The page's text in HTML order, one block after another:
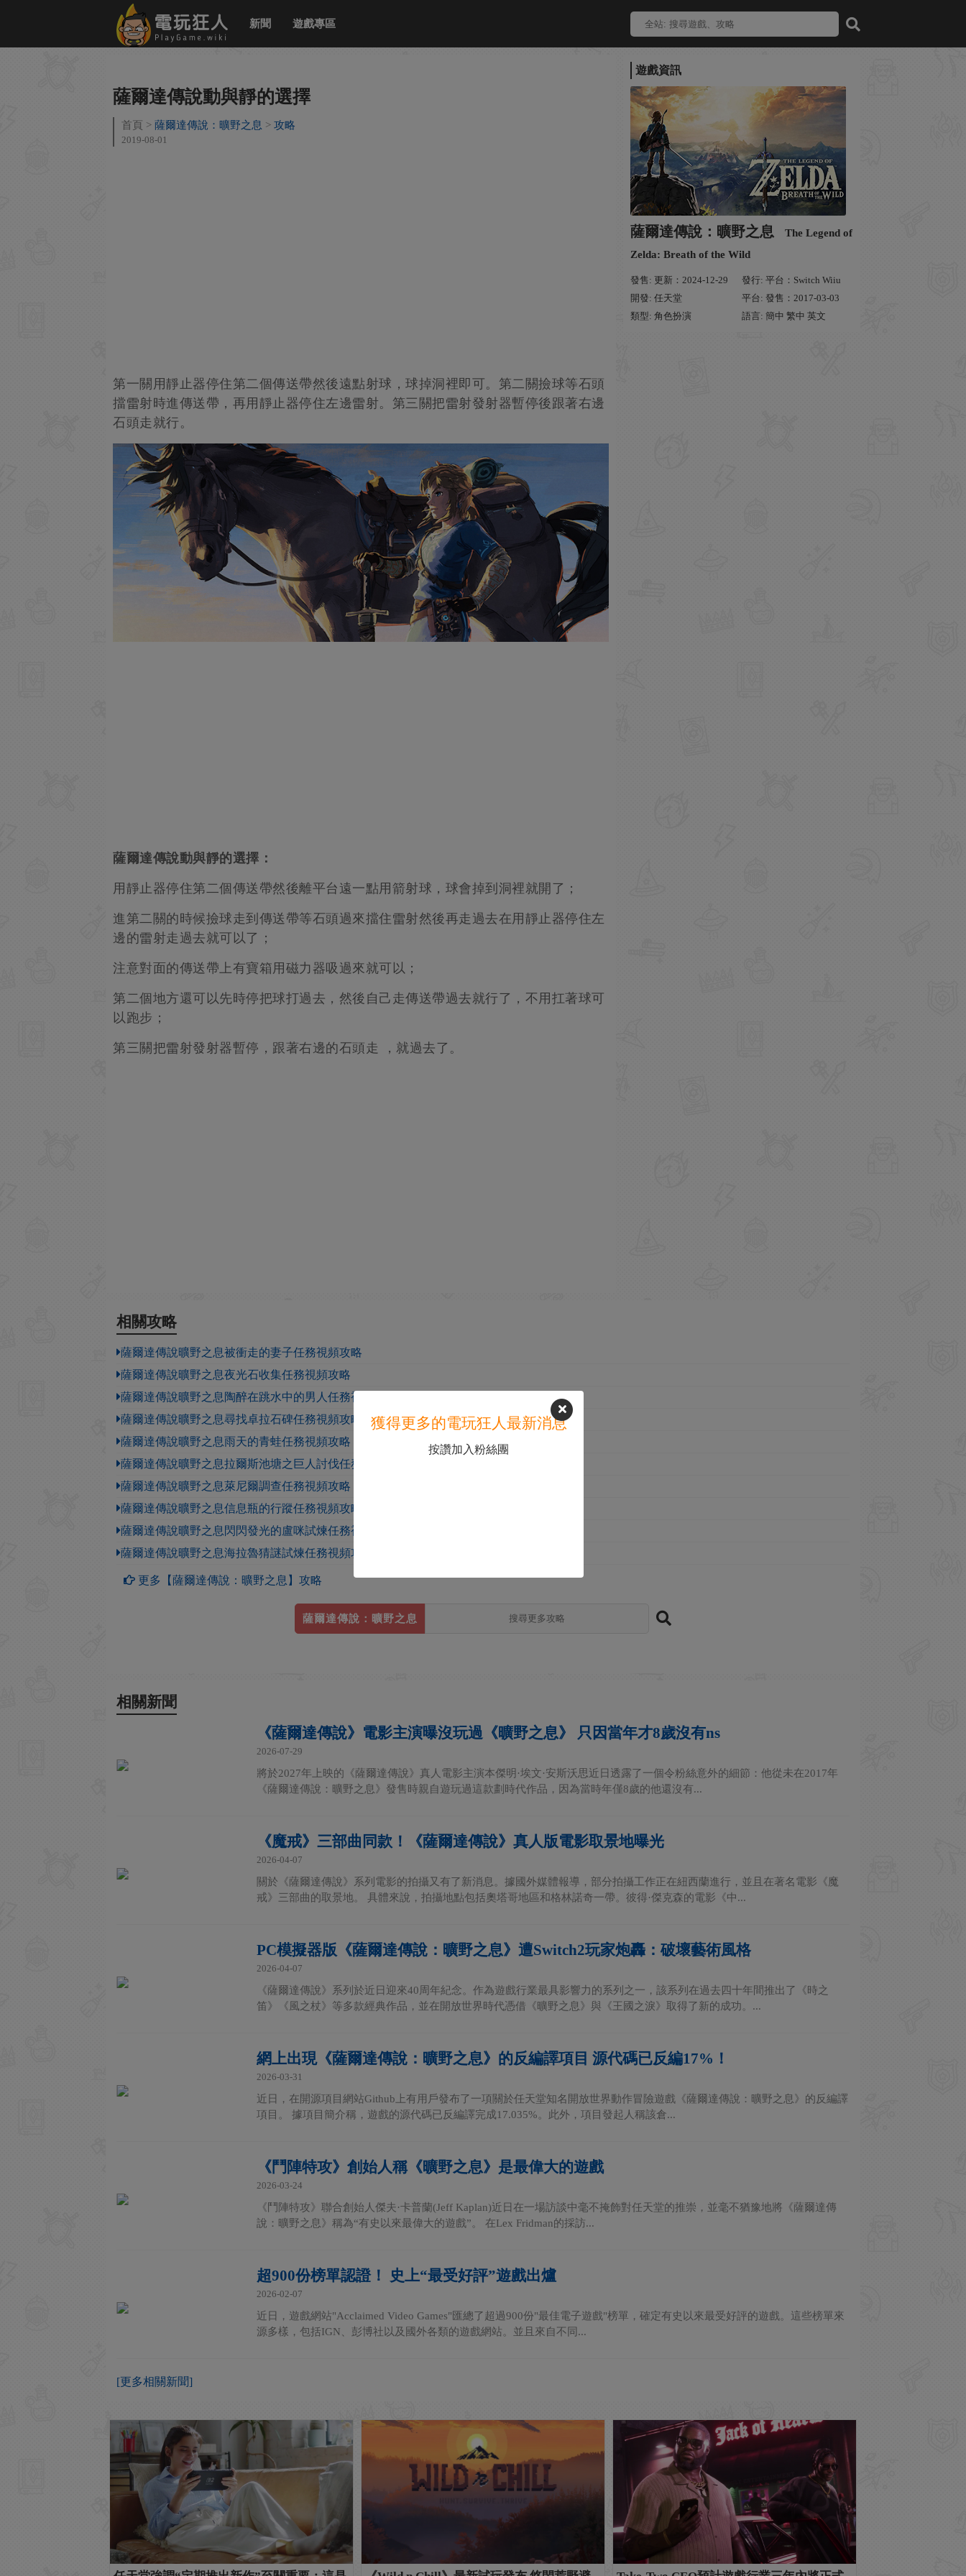
新聞 遊戲專區
遊戲資訊
薩爾達傳說：曠野之息
The Legend of
Zelda: Breath of the Wild
發售: 更新：2024-12-29
發行: 平台：Switch Wiiu
開發: 任天堂
平台: 發售：2017-03-03
類型: 角色扮演
語言: 簡中 繁中 英文
薩爾達傳說動與靜的選擇
首頁 薩爾達傳說：曠野之息 攻略
2019-08-01
第一關用靜止器停住第二個傳送帶然後遠點射球，球掉洞裡即可。第二關撿球等石頭
擋雷射時進傳送帶，再用靜止器停住左邊雷射。第三關把雷射發射器暫停後跟著右邊
石頭走就行。
薩爾達傳說動與靜的選擇：
用靜止器停住第二個傳送帶然後離平台遠一點用箭射球，球會掉到洞裡就開了；
進第二關的時候撿球走到傳送帶等石頭過來擋住雷射然後再走過去在用靜止器停住左
邊的雷射走過去就可以了；
注意對面的傳送帶上有寶箱用磁力器吸過來就可以；
第二個地方還可以先時停把球打過去，然後自己走傳送帶過去就行了，不用扛著球可
以跑步；
第三關把雷射發射器暫停，跟著右邊的石頭走 ，就過去了。
相關攻略
薩爾達傳說曠野之息被衝走的妻子任務視頻攻略
薩爾達傳說曠野之息夜光石收集任務視頻攻略
薩爾達傳說曠野之息陶醉在跳水中的男人任務視頻攻略
薩爾達傳說曠野之息尋找卓拉石碑任務視頻攻略
薩爾達傳說曠野之息雨天的青蛙任務視頻攻略
薩爾達傳說曠野之息拉爾斯池塘之巨人討伐任務視頻攻略
薩爾達傳說曠野之息萊尼爾調查任務視頻攻略
薩爾達傳說曠野之息信息瓶的行蹤任務視頻攻略
薩爾達傳說曠野之息閃閃發光的盧咪試煉任務視頻攻略
薩爾達傳說曠野之息海拉魯猜謎試煉任務視頻攻略
更多【薩爾達傳說：曠野之息】攻略
薩爾達傳說：曠野之息
相關新聞
《薩爾達傳說》電影主演曝沒玩過《曠野之息》 只因當年才8歲沒有ns
2026-07-29
將於2027年上映的《薩爾達傳說》真人電影主演本傑明·埃文·安斯沃思近日透露了一個令粉絲意外的細節：他從未在2017年
《薩爾達傳說：曠野之息》發售時親自遊玩過這款劃時代作品，因為當時年僅8歲的他還沒有...
《魔戒》三部曲同款！《薩爾達傳說》真人版電影取景地曝光
2026-04-07
關於《薩爾達傳說》系列電影的拍攝又有了新消息。據國外媒體報導，部分拍攝工作正在紐西蘭進行，並且在著名電影《魔
戒》三部曲的取景地。 具體來說，拍攝地點包括奧塔哥地區和格林諾奇一帶。彼得·傑克森的電影《中...
PC模擬器版《薩爾達傳說：曠野之息》遭Switch2玩家炮轟：破壞藝術風格
2026-04-07
《薩爾達傳說》系列於近日迎來40周年紀念。作為遊戲行業最具影響力的系列之一，該系列在過去四十年間推出了《時之
笛》《風之杖》等多款經典作品，並在開放世界時代憑借《曠野之息》與《王國之淚》取得了新的成功。...
網上出現《薩爾達傳說：曠野之息》的反編譯項目 源代碼已反編17%！
2026-03-31
近日，在開源項目網站Github上有用戶發布了一項關於任天堂知名開放世界動作冒險遊戲《薩爾達傳說：曠野之息》的反編譯
項目。 據項目簡介稱，遊戲的源代碼已反編譯完成17.035%。此外，項目發起人稱該倉...
《鬥陣特攻》創始人稱《曠野之息》是最偉大的遊戲
2026-03-24
《鬥陣特攻》聯合創始人傑夫·卡普蘭(Jeff Kaplan)近日在一場訪談中毫不掩飾對任天堂的推崇，並毫不猶豫地將《薩爾達傳
說：曠野之息》稱為“有史以來最偉大的遊戲”。 在Lex Fridman的採訪...
超900份榜單認證！ 史上“最受好評”遊戲出爐
2026-02-07
近日，遊戲網站"Acclaimed Video Games"匯總了超過900份"最佳電子遊戲"榜單，確定有史以來最受好評的遊戲。這些榜單來
源多樣，包括IGN、彭博社以及國外各類的遊戲網站。並且來自不同...
[更多相關新聞]
獲得更多的電玩狂人最新消息
按讚加入粉絲團